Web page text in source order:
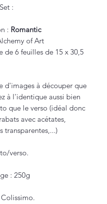
:
: Romantic
of Art
de 6 feuilles de 15 x 30,5
d'images à découper que
à l'identique aussi bien
que le verso (idéal donc
avec acétates,
transparentes,...)
verso.
: 250g